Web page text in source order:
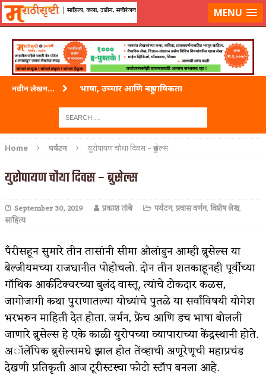
लॉग-इन करा|लेखक नोंदणी कराMENU
नवीन लेखन... भाषा, उच्चार आणि बहुभाषिकता
ताम्र – एक अफलातून धातू (COPPER)
अशी एक कविता लिहू इच्छिते
पाटलाची विहीर
पुस्तके बदलायची आहेत तुम्हाला!
किती घोषणांचा पाऊस होता
कसं हुईन तं हू माय…
काळजाचे प्रेत
चमकदार चांदी
Home पर्यटन युरोपायण चौथा दिवस – ब्रुसेल्स
युरोपायण चौथा दिवस – ब्रुसेल्स
September 30, 2019 प्रकाश तांबे पर्यटन,प्रवास वर्णन,विशेष लेख,
साहित्य
पँरीसहून सुमारे तीन तासांनी सीमा ओलांडुन आम्ही ब्रुसेल्स या
बेल्जीयमच्या राजधानीत पोहोचलो. दोन तीन शतकाहूनही पूर्वीच्या
गॉथिक आर्कीटेक्चरच्या बुलंद वास्तू, त्यांचे टोकदार कळस,
जागोजागी कथा पुराणातल्या योध्यांचे पुतळे या सर्वांविषयी योगेश
भरभरुन माहिती देत होता. जर्मन, फ्रेंच आणि डच भाषा बोलली
जाणारे ब्रुसेल्स हे एके काळी युरोपच्या व्यापाराच्या केंद्रस्थानी होते.
अॉलेंपिक ब्रुसेल्समधे झाल होत तेंव्हाची अणूरेणूची महाप्रचंड
देखणी प्रतिकृती आज टूरीस्टस्चा फोटो स्टॉप बनला आहे.